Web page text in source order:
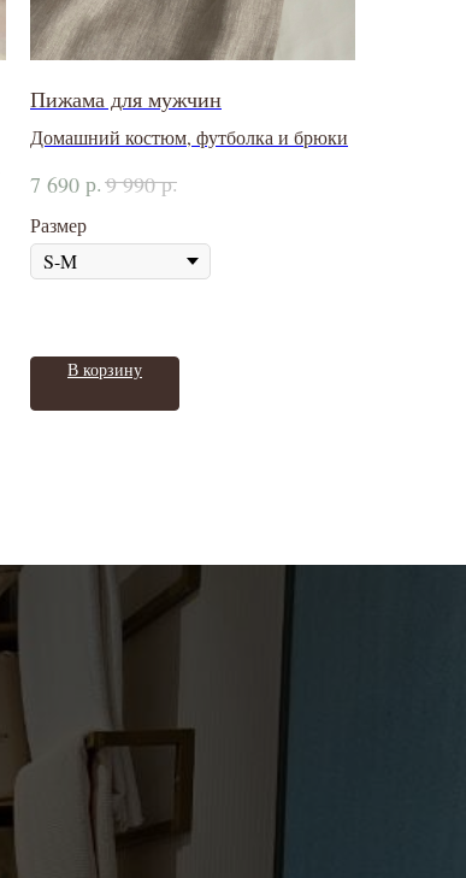
Пижама для мужчин
Домашний костюм, футболка и брюки
7 690 р. 9 990 р.
Размер
В корзину